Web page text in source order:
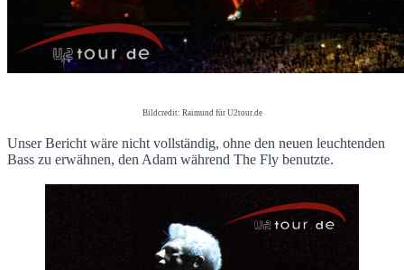
Bildcredit: Raimund für U2tour.de
Unser Bericht wäre nicht vollständig, ohne den neuen leuchtenden
Bass zu erwähnen, den Adam während The Fly benutzte.